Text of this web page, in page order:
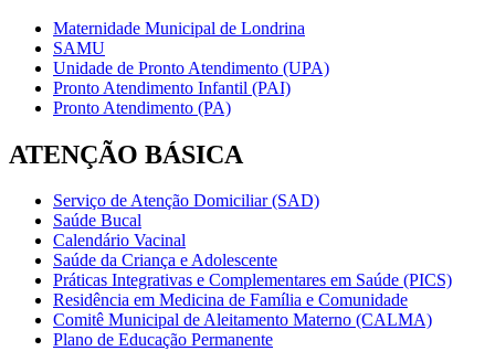
Maternidade Municipal de Londrina
SAMU
Unidade de Pronto Atendimento (UPA)
Pronto Atendimento Infantil (PAI)
Pronto Atendimento (PA)
ATENÇÃO BÁSICA
Serviço de Atenção Domiciliar (SAD)
Saúde Bucal
Calendário Vacinal
Saúde da Criança e Adolescente
Práticas Integrativas e Complementares em Saúde (PICS)
Residência em Medicina de Família e Comunidade
Comitê Municipal de Aleitamento Materno (CALMA)
Plano de Educação Permanente